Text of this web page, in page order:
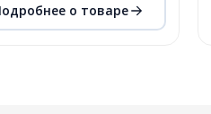
о товаре